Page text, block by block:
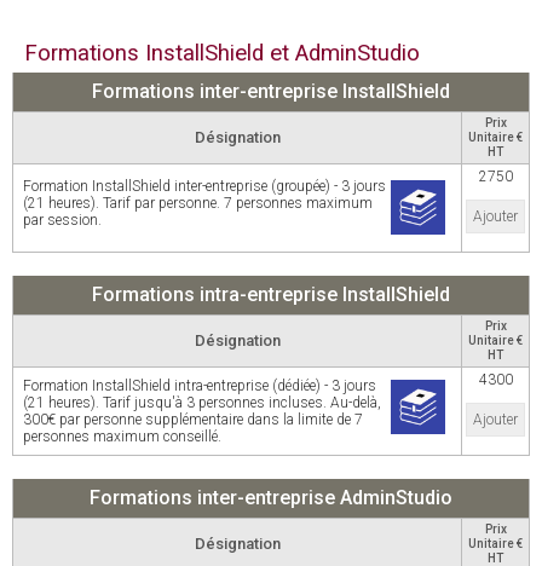
Formations InstallShield et AdminStudio
Formations inter-entreprise InstallShield
Désignation
Prix
Unitaire €
HT
Formation InstallShield inter-entreprise (groupée) - 3 jours
(21 heures). Tarif par personne. 7 personnes maximum
par session.
2750
Ajouter
Formations intra-entreprise InstallShield
Désignation
Prix
Unitaire €
HT
Formation InstallShield intra-entreprise (dédiée) - 3 jours
(21 heures). Tarif jusqu'à 3 personnes incluses. Au-delà,
300€ par personne supplémentaire dans la limite de 7
personnes maximum conseillé.
4300
Ajouter
Formations inter-entreprise AdminStudio
Désignation
Prix
Unitaire €
HT